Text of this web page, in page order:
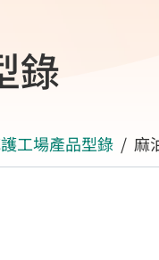
錄
工場產品型錄 麻